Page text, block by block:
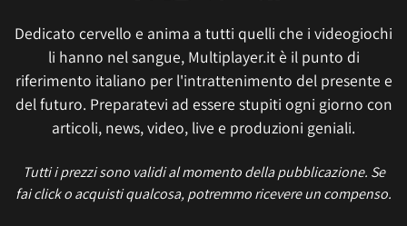
Dedicato cervello e anima a tutti quelli che i videogiochi
li hanno nel sangue, Multiplayer.it è il punto di
riferimento italiano per l'intrattenimento del presente e
del futuro. Preparatevi ad essere stupiti ogni giorno con
articoli, news, video, live e produzioni geniali.
Tutti i prezzi sono validi al momento della pubblicazione. Se
fai click o acquisti qualcosa, potremmo ricevere un compenso.